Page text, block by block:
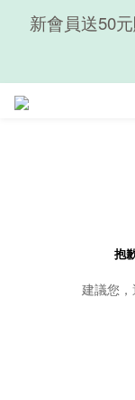
隨心享受
新會員送50
抱
建議您